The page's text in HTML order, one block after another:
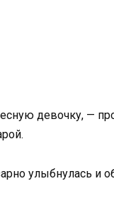
девочку, —
улыбнулась и